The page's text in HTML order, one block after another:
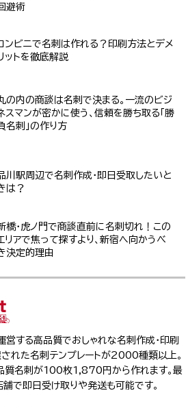
回避術
ンビニで名刺は作れる？印刷方法とデメ
ットを徹底解説
の内の商談は名刺で決まる。一流のビジ
スマンが密かに使う、信頼を勝ち取る「勝
名刺」の作り方
川駅周辺で名刺作成・即日受取したいと
は？
橋・虎ノ門で商談直前に名刺切れ！この
リアで焦って探すより、新宿へ向かうべ
決定的理由
する高品質でおしゃれな名刺作成・印刷
された名刺テンプレートが2000種類以上。
質名刺が100枚1,870円から作れます。最
で即日受け取りや発送も可能です。